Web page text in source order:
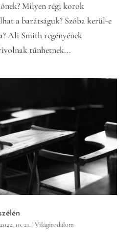
Milyen régi korok
a barátságuk? Szóba kerül-e
Ali Smith regényének
tűnhetnek...
2022. 10. 21. |Világirodalom